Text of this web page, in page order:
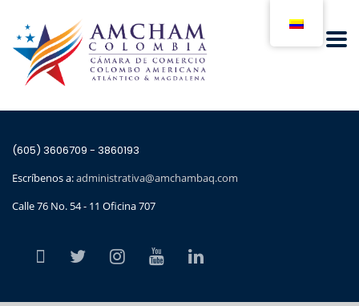
(605) 3606709 - 3860193
Escríbenos a:administrativa@amchambaq.com
Calle 76 No. 54 - 11 Oficina 707